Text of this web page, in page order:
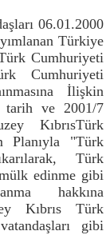
06.01.2000
Türkiye
Cumhuriyeti
Cumhuriyeti
İlişkin
tarih ve 2001/7
KıbrısTürk
Planıyla "Türk
Türk
mülk edinme gibi
hakkına
Kıbrıs Türk
gibi